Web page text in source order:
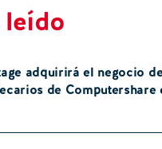
leído
adquirirá el negocio de
de Computershare